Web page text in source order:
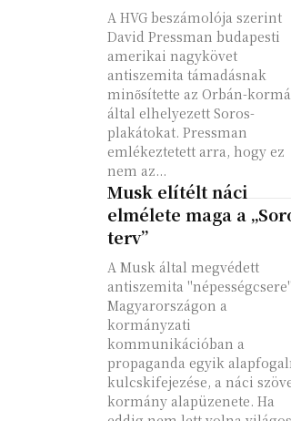
A HVG beszámolója szerint
David Pressman budapesti
amerikai nagykövet
antiszemita támadásnak
minősítette az Orbán-
által elhelyezett Soros-
plakátokat. Pressman
emlékeztetett arra, hogy ez
nem az...
Musk elítélt náci
elmélete maga a
terv”
A Musk által megvédett
antiszemita "népességcsere"
Magyarországon a
kormányzati
kommunikációban a
propaganda egyik
kulcskifejezése, a náci
kormány alapüzenete. Ha